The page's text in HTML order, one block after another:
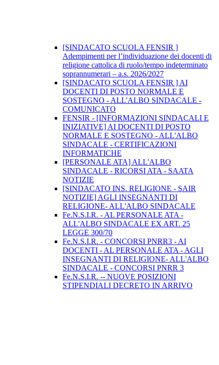
[SINDACATO SCUOLA FENSIR ]
Adempimenti per l’individuazione dei docenti di
religione cattolica di ruolo/tempo indeterminato
soprannumerari – a.s. 2026/2027
[SINDACATO SCUOLA FENSIR ] AI
DOCENTI DI POSTO NORMALE E
SOSTEGNO - ALL'ALBO SINDACALE -
COMUNICATO
FENSIR - [INFORMAZIONI SINDACALI E
INIZIATIVE] AI DOCENTI DI POSTO
NORMALE E SOSTEGNO - ALL'ALBO
SINDACALE - CERTIFICAZIONI
INFORMATICHE
[PERSONALE ATA] ALL'ALBO
SINDACALE - RICORSI ATA - SAATA
NOTIZIE
[SINDACATO INS. RELIGIONE - SAIR
NOTIZIE] AGLI INSEGNANTI DI
RELIGIONE- ALL'ALBO SINDACALE
Fe.N.S.I.R. - AL PERSONALE ATA -
ALL'ALBO SINDACALE EX ART. 25
LEGGE 300/70
Fe.N.S.I.R. - CONCORSI PNRR3 - AI
DOCENTI - AL PERSONALE ATA - AGLI
INSEGNANTI DI RELIGIONE- ALL'ALBO
SINDACALE - CONCORSI PNRR 3
Fe.N.S.I.R. -- NUOVE POSIZIONI
STIPENDIALI DECRETO IN ARRIVO